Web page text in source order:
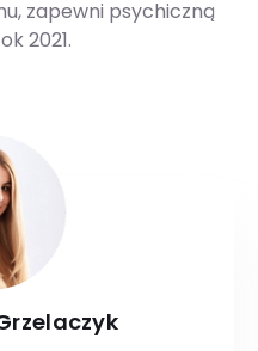
zapewni psychiczną
2021.